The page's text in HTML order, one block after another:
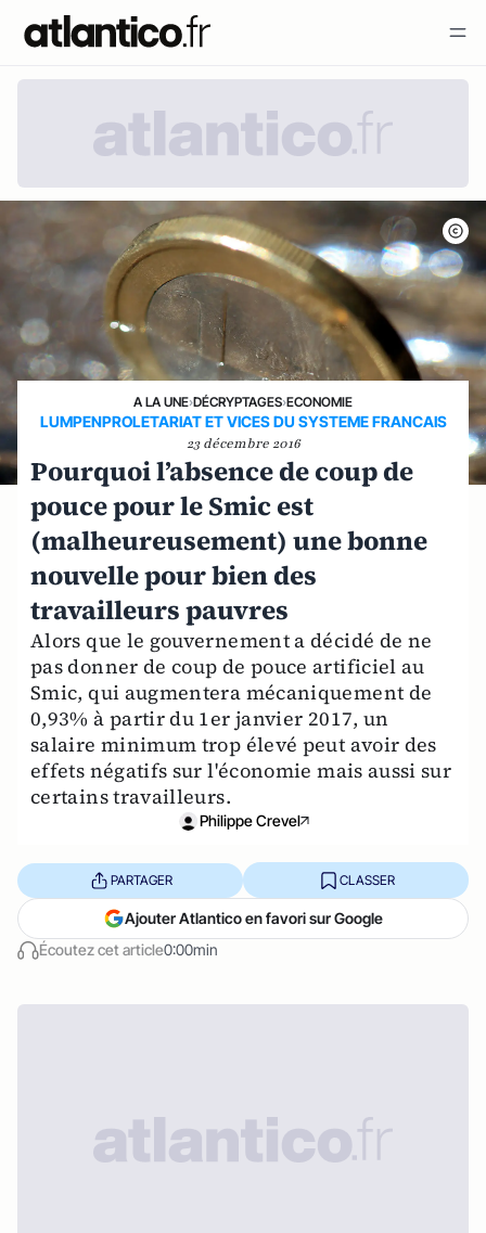
A LA UNE›DÉCRYPTAGES›ECONOMIE
LUMPENPROLETARIAT ET VICES DU SYSTEME FRANCAIS
23 décembre 2016
Pourquoi l’absence de coup de
pouce pour le Smic est
(malheureusement) une bonne
nouvelle pour bien des
travailleurs pauvres
Alors que le gouvernement a décidé de ne
pas donner de coup de pouce artificiel au
Smic, qui augmentera mécaniquement de
0,93% à partir du 1er janvier 2017, un
salaire minimum trop élevé peut avoir des
effets négatifs sur l'économie mais aussi sur
certains travailleurs.
Philippe Crevel
Écoutez cet article0:00min
PARTAGER CLASSER
Ajouter Atlantico en favori sur Google